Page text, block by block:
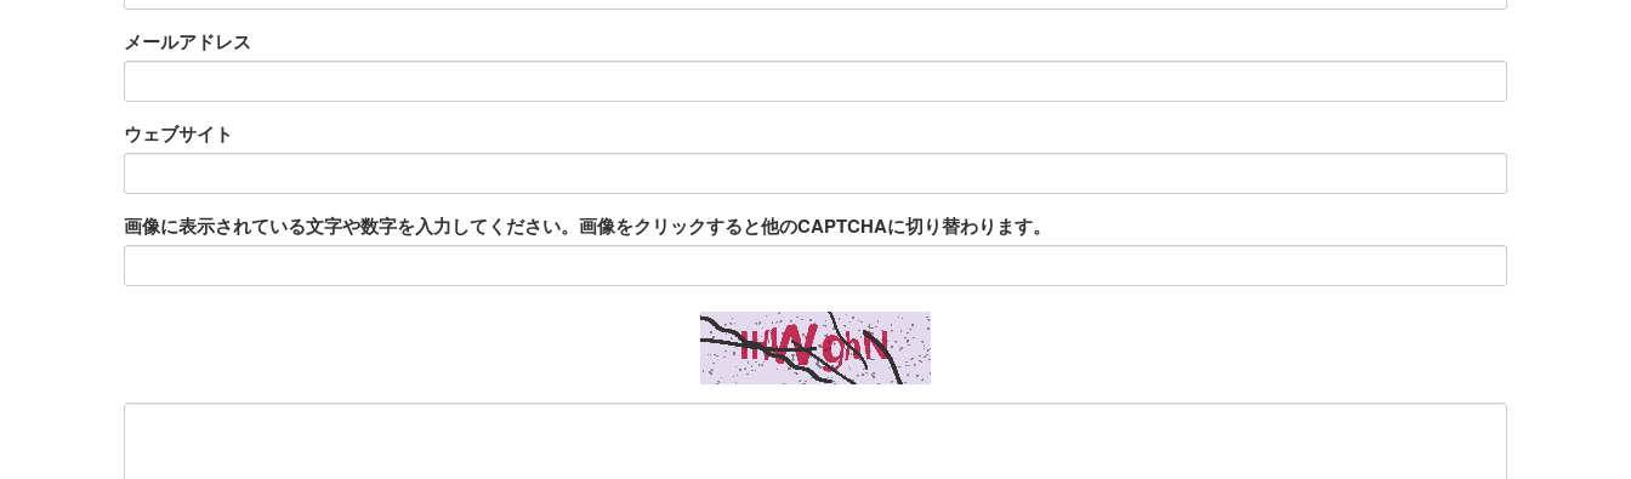
メールアドレス
ウェブサイト
画像に表示されている文字や数字を入力してください。画像をクリックすると他のCAPTCHAに切り替わります。